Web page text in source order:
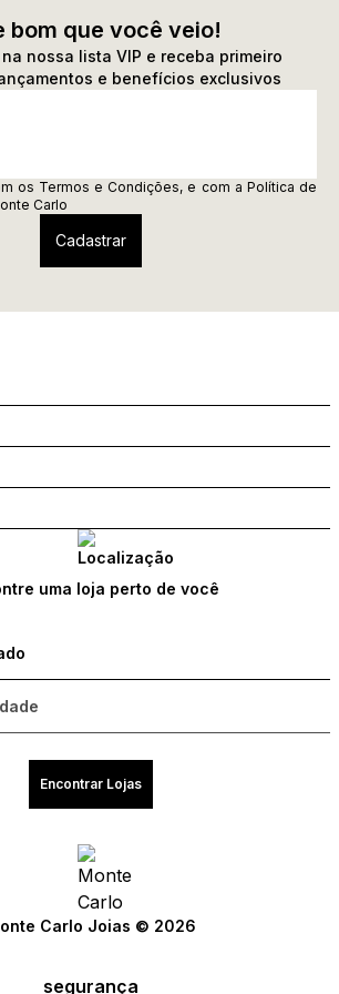
bom que você veio!
nossa lista VIP e receba primeiro
e benefícios exclusivos
os Termos e Condições, e com a Política de
Carlo
uma loja perto de você
Encontrar Lojas
Carlo Joias © 2026
segurança